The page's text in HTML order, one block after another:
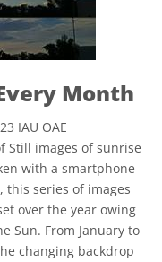
Month
IAU OAE
Still images of sunrise
with a smartphone
this series of images
over the year owing
Sun. From January to
changing backdrop